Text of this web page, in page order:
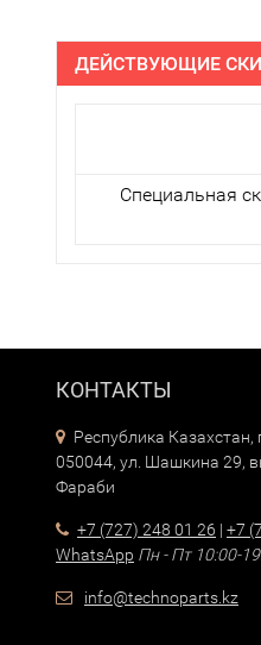
ДЕЙСТВУЮЩИЕ
Специальная
КОНТАКТЫ
Республика Казахстан,
050044, ул. Шашкина 29,
Фараби
+7 (727) 248 01 26 | +7
WhatsApp Пн - Пт 10:00-
info@technoparts.kz